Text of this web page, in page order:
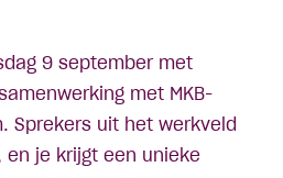
9 september met
met MKB-
Sprekers uit het werkveld
je krijgt een unieke